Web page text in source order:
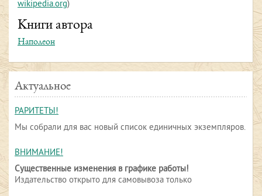
wikipedia.org)
Книги автора
Наполеон
Актуальное
РАРИТЕТЫ!
Мы собрали для вас новый список единичных экземпляров.
ВНИМАНИЕ!
Существенные изменения в графике работы!
Издательство открыто для самовывоза только